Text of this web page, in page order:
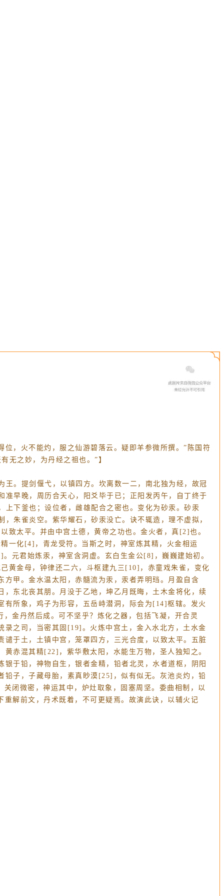
位，火不能灼，服之仙游碧落云。疑即羊参微所撰。”陈国符
无之妙，为丹经之祖也。”】
。提剑偃弋，以镇四方。坎离数一二，南北独为经，故冠
早晚，周历合天心，阳爻毕于已；正阳发丙午，自丁终于
下釜也；设位者，雌雄配合之密也。变化为砂汞。砂汞
朱雀炎空。紫华耀石，砂汞没亡。诀不辄造，理不虚拟，
致太平。并由中宫土德，黄帝之功也。金火者，真[2]也。
一化[4]，青龙受符。当斯之时，神室炼其精，火金相运
元君始炼汞，神室含洞虚。玄白生金公[8]，巍巍建始初。
黄金母，钟律还二六，斗枢建九三[10]，赤童戏朱雀，变化
甲。金水温太阳，赤髓流为汞，汞者弄明珰。月盈自含
东北丧其朋。月没于乙地，坤乙月既晦，土木金将化，续
所象，鸡子为形容，五岳峙潜洞，际会为[14]枢辖。发火
金丹然后成。可不坚乎？炼化之器，包括飞凝，开合灵
之司，当密其固[19]。火炼中宫土，金入水北方，土水金
于土，土镇中宫，笼罩四方，三光合度，以致太平。五脏
赤混其精[22]，紫华敷太阳，水能生万物，圣人独知之。
于铅，神物自生，银者金精，铅者北灵，水者道枢，阴阳
子，子藏母胎，素真眇漠[25]，似有似无。灰池炎灼，铅
闭微密，神运其中，炉灶取象，固塞周坚。委曲相制，以
解前文，丹术既着，不可更疑焉。故演此诀，以辅火记